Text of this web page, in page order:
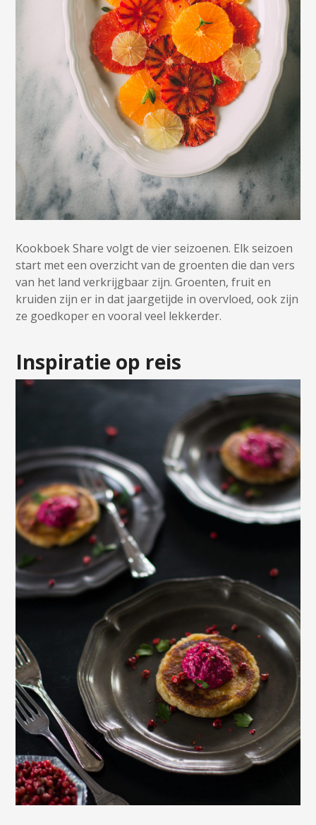
Kookboek Share volgt de vier seizoenen. Elk seizoen
start met een overzicht van de groenten die dan vers
van het land verkrijgbaar zijn. Groenten, fruit en
kruiden zijn er in dat jaargetijde in overvloed, ook zijn
ze goedkoper en vooral veel lekkerder.
Inspiratie op reis